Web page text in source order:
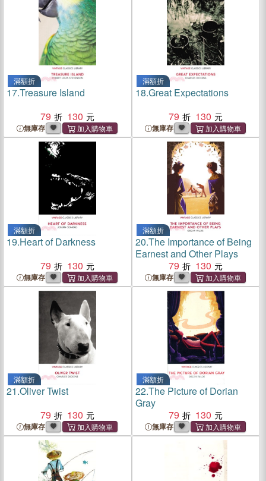
滿額折
17.Treasure Island
79
130
無庫存
滿額折
18.Great Expectations
79
130
無庫存
滿額折
19.Heart of Darkness
79
130
無庫存
滿額折
20.The Importance of Being
Earnest and Other Plays
79
130
無庫存
滿額折
21.Oliver Twist
79
130
無庫存
滿額折
22.The Picture of Dorian
Gray
79
130
無庫存